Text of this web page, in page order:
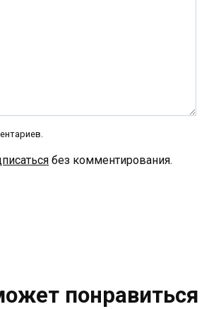
без комментирования.
понравиться